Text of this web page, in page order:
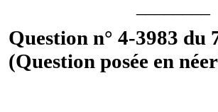
Question n° 4-3983 du
(Question posée en